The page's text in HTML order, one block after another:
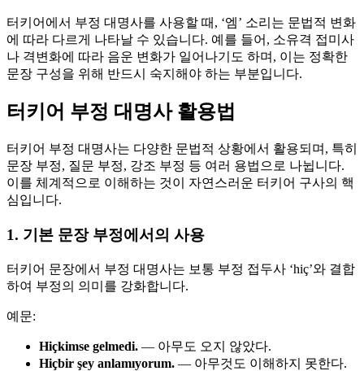
터키어에서 부정 대명사를 사용할 때, ‘엠’ 소리는 문법적 변화
에 따라 다르게 나타날 수 있습니다. 예를 들어, 소유격 접미사
나 격변화에 따라 음운 변화가 일어나기도 하며, 이는 정확한
문장 구성을 위해 반드시 숙지해야 하는 부분입니다.
터키어 부정 대명사 활용법
터키어 부정 대명사는 다양한 문법적 상황에서 활용되며, 특히
문장 부정, 질문 부정, 강조 부정 등 여러 용법으로 나뉩니다.
이를 체계적으로 이해하는 것이 자연스러운 터키어 구사의 핵
심입니다.
1. 기본 문장 부정에서의 사용
터키어 문장에서 부정 대명사는 보통 부정 접두사 ‘hiç’와 결합
하여 부정의 의미를 강화합니다.
예문:
Hiçkimse gelmedi. — 아무도 오지 않았다.
Hiçbir şey anlamıyorum. — 아무것도 이해하지 못한다.